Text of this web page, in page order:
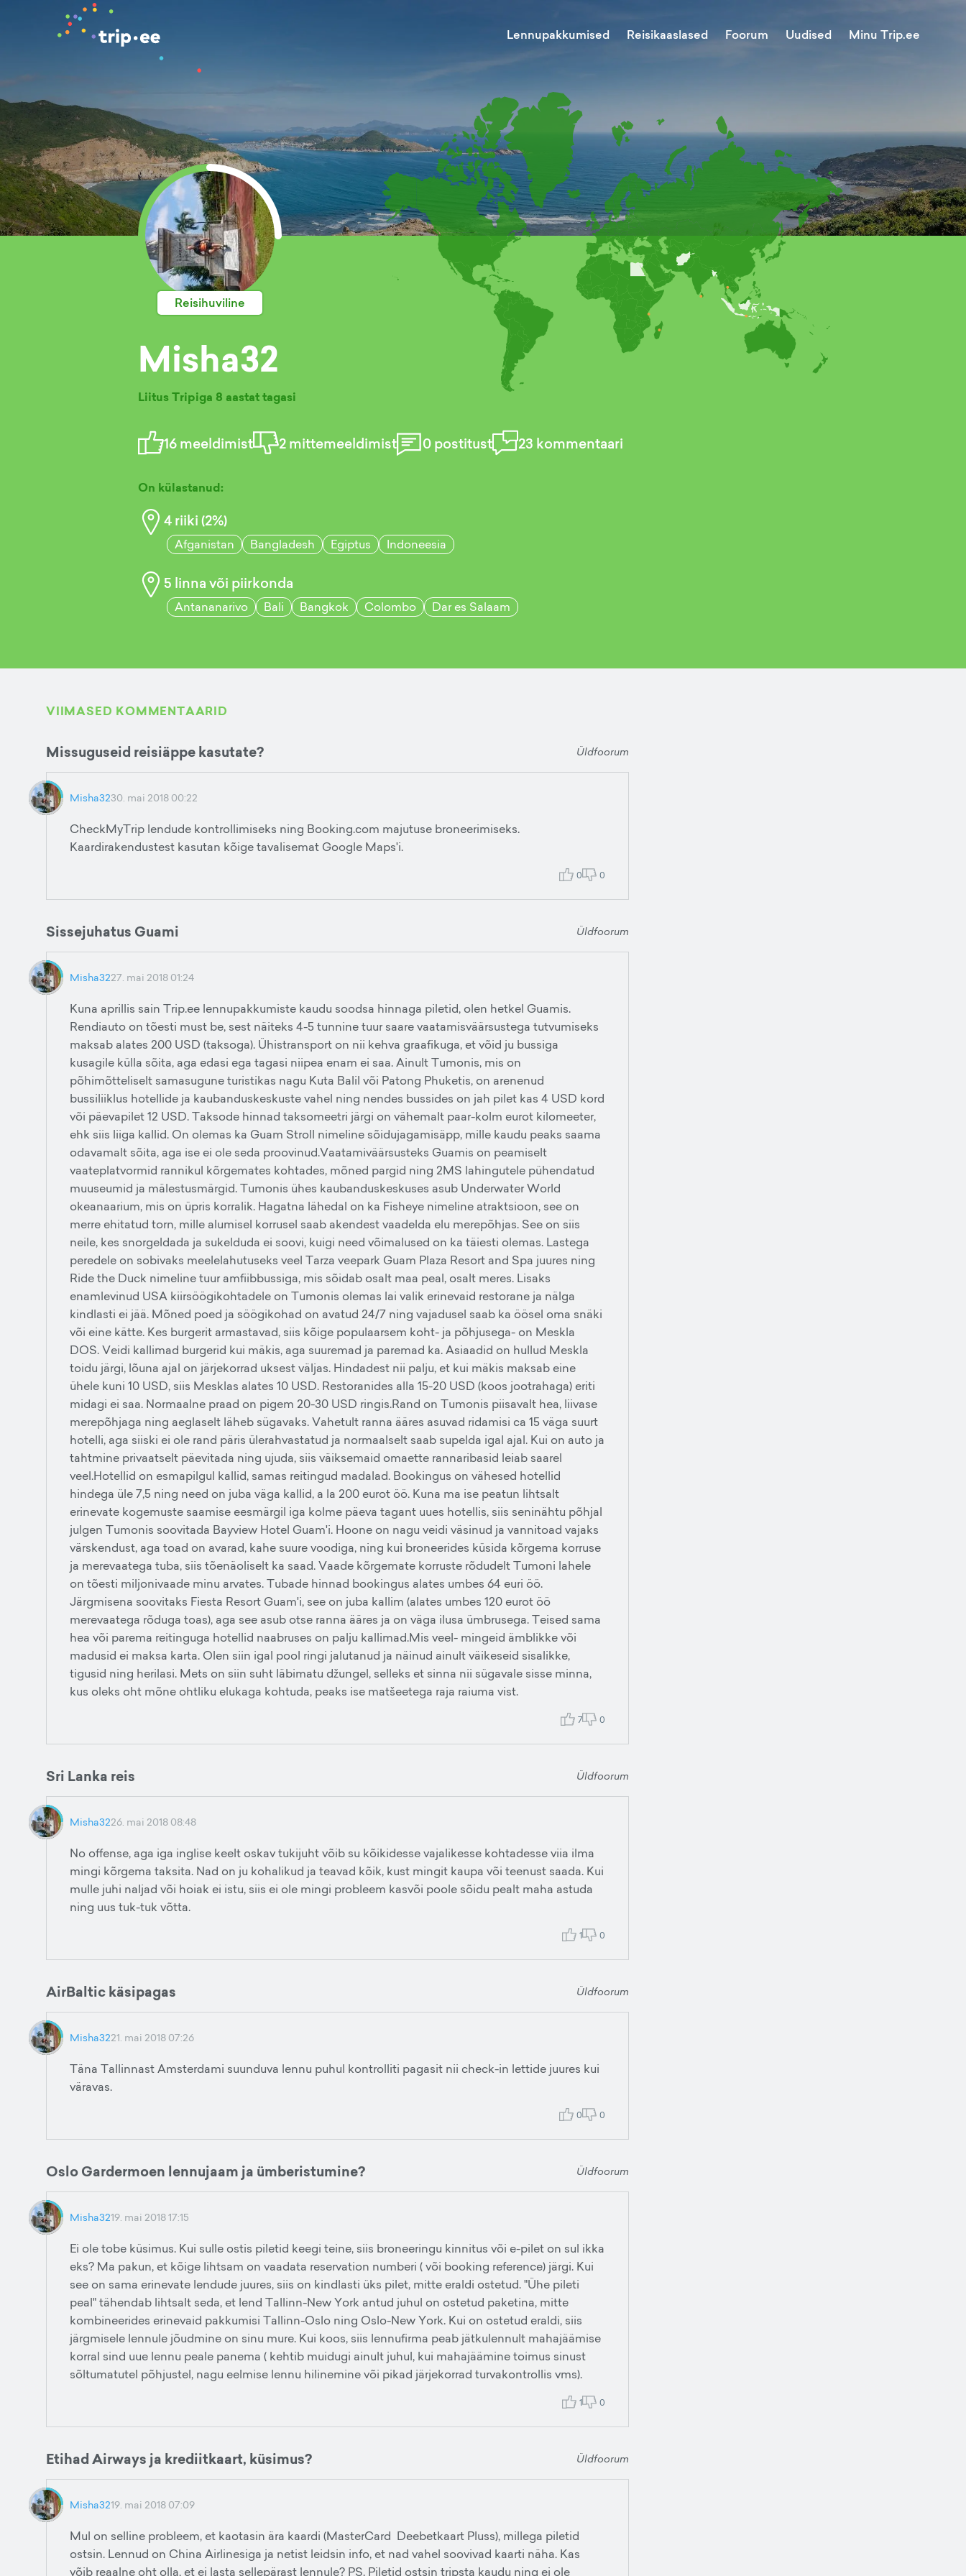
Lennupakkumised Reisikaaslased Foorum Uudised Minu Trip.ee
Reisihuviline
Misha32
Liitus Tripiga 8 aastat tagasi
16meeldimist 2mittemeeldimist 0postitust 23 kommentaari
On külastanud:
4riiki (2%)
Afganistan Bangladesh Egiptus Indoneesia
5 linna või piirkonda
Antananarivo Bali Bangkok Colombo Dar es Salaam
VIIMASED KOMMENTAARID
Missuguseid reisiäppe kasutate? Üldfoorum
Misha3230. mai 2018 00:22
CheckMyTrip lendude kontrollimiseks ning Booking.com majutuse broneerimiseks.
Kaardirakendustest kasutan kõige tavalisemat Google Maps'i.
0 0
Sissejuhatus Guami Üldfoorum
Misha3227. mai 2018 01:24
Kuna aprillis sain Trip.ee lennupakkumiste kaudu soodsa hinnaga piletid, olen hetkel Guamis.
Rendiauto on tõesti must be, sest näiteks 4-5 tunnine tuur saare vaatamisväärsustega tutvumiseks
maksab alates 200 USD (taksoga). Ühistransport on nii kehva graafikuga, et võid ju bussiga
kusagile külla sõita, aga edasi ega tagasi niipea enam ei saa. Ainult Tumonis, mis on
põhimõtteliselt samasugune turistikas nagu Kuta Balil või Patong Phuketis, on arenenud
bussiliiklus hotellide ja kaubanduskeskuste vahel ning nendes bussides on jah pilet kas 4 USD kord
või päevapilet 12 USD. Taksode hinnad taksomeetri järgi on vähemalt paar-kolm eurot kilomeeter,
ehk siis liiga kallid. On olemas ka Guam Stroll nimeline sõidujagamisäpp, mille kaudu peaks saama
odavamalt sõita, aga ise ei ole seda proovinud.Vaatamiväärsusteks Guamis on peamiselt
vaateplatvormid rannikul kõrgemates kohtades, mõned pargid ning 2MS lahingutele pühendatud
muuseumid ja mälestusmärgid. Tumonis ühes kaubanduskeskuses asub Underwater World
okeanaarium, mis on üpris korralik. Hagatna lähedal on ka Fisheye nimeline atraktsioon, see on
merre ehitatud torn, mille alumisel korrusel saab akendest vaadelda elu merepõhjas. See on siis
neile, kes snorgeldada ja sukelduda ei soovi, kuigi need võimalused on ka täiesti olemas. Lastega
peredele on sobivaks meelelahutuseks veel Tarza veepark Guam Plaza Resort and Spa juures ning
Ride the Duck nimeline tuur amfiibbussiga, mis sõidab osalt maa peal, osalt meres. Lisaks
enamlevinud USA kiirsöögikohtadele on Tumonis olemas lai valik erinevaid restorane ja nälga
kindlasti ei jää. Mõned poed ja söögikohad on avatud 24/7 ning vajadusel saab ka öösel oma snäki
või eine kätte. Kes burgerit armastavad, siis kõige populaarsem koht- ja põhjusega- on Meskla
DOS. Veidi kallimad burgerid kui mäkis, aga suuremad ja paremad ka. Asiaadid on hullud Meskla
toidu järgi, lõuna ajal on järjekorrad uksest väljas. Hindadest nii palju, et kui mäkis maksab eine
ühele kuni 10 USD, siis Mesklas alates 10 USD. Restoranides alla 15-20 USD (koos jootrahaga) eriti
midagi ei saa. Normaalne praad on pigem 20-30 USD ringis.Rand on Tumonis piisavalt hea, liivase
merepõhjaga ning aeglaselt läheb sügavaks. Vahetult ranna ääres asuvad ridamisi ca 15 väga suurt
hotelli, aga siiski ei ole rand päris ülerahvastatud ja normaalselt saab supelda igal ajal. Kui on auto ja
tahtmine privaatselt päevitada ning ujuda, siis väiksemaid omaette rannaribasid leiab saarel
veel.Hotellid on esmapilgul kallid, samas reitingud madalad. Bookingus on vähesed hotellid
hindega üle 7,5 ning need on juba väga kallid, a la 200 eurot öö. Kuna ma ise peatun lihtsalt
erinevate kogemuste saamise eesmärgil iga kolme päeva tagant uues hotellis, siis seninähtu põhjal
julgen Tumonis soovitada Bayview Hotel Guam'i. Hoone on nagu veidi väsinud ja vannitoad vajaks
värskendust, aga toad on avarad, kahe suure voodiga, ning kui broneerides küsida kõrgema korruse
ja merevaatega tuba, siis tõenäoliselt ka saad. Vaade kõrgemate korruste rõdudelt Tumoni lahele
on tõesti miljonivaade minu arvates. Tubade hinnad bookingus alates umbes 64 euri öö.
Järgmisena soovitaks Fiesta Resort Guam'i, see on juba kallim (alates umbes 120 eurot öö
merevaatega rõduga toas), aga see asub otse ranna ääres ja on väga ilusa ümbrusega. Teised sama
hea või parema reitinguga hotellid naabruses on palju kallimad.Mis veel- mingeid ämblikke või
madusid ei maksa karta. Olen siin igal pool ringi jalutanud ja näinud ainult väikeseid sisalikke,
tigusid ning herilasi. Mets on siin suht läbimatu džungel, selleks et sinna nii sügavale sisse minna,
kus oleks oht mõne ohtliku elukaga kohtuda, peaks ise matšeetega raja raiuma vist.
7 0
Sri Lanka reis Üldfoorum
Misha3226. mai 2018 08:48
No offense, aga iga inglise keelt oskav tukijuht võib su kõikidesse vajalikesse kohtadesse viia ilma
mingi kõrgema taksita. Nad on ju kohalikud ja teavad kõik, kust mingit kaupa või teenust saada. Kui
mulle juhi naljad või hoiak ei istu, siis ei ole mingi probleem kasvõi poole sõidu pealt maha astuda
ning uus tuk-tuk võtta.
1 0
AirBaltic käsipagas Üldfoorum
Misha3221. mai 2018 07:26
Täna Tallinnast Amsterdami suunduva lennu puhul kontrolliti pagasit nii check-in lettide juures kui
väravas.
0 0
Oslo Gardermoen lennujaam ja ümberistumine? Üldfoorum
Misha3219. mai 2018 17:15
Ei ole tobe küsimus. Kui sulle ostis piletid keegi teine, siis broneeringu kinnitus või e-pilet on sul ikka
eks? Ma pakun, et kõige lihtsam on vaadata reservation numberi ( või booking reference) järgi. Kui
see on sama erinevate lendude juures, siis on kindlasti üks pilet, mitte eraldi ostetud. "Ühe pileti
peal" tähendab lihtsalt seda, et lend Tallinn-New York antud juhul on ostetud paketina, mitte
kombineerides erinevaid pakkumisi Tallinn-Oslo ning Oslo-New York. Kui on ostetud eraldi, siis
järgmisele lennule jõudmine on sinu mure. Kui koos, siis lennufirma peab jätkulennult mahajäämise
korral sind uue lennu peale panema ( kehtib muidugi ainult juhul, kui mahajäämine toimus sinust
sõltumatutel põhjustel, nagu eelmise lennu hilinemine või pikad järjekorrad turvakontrollis vms).
1 0
Etihad Airways ja krediitkaart, küsimus? Üldfoorum
Misha3219. mai 2018 07:09
Mul on selline probleem, et kaotasin ära kaardi (MasterCard Deebetkaart Pluss), millega piletid
ostsin. Lennud on China Airlinesiga ja netist leidsin info, et nad vahel soovivad kaarti näha. Kas
võib reaalne oht olla, et ei lasta sellepärast lennule? PS. Piletid ostsin tripsta kaudu ning ei ole